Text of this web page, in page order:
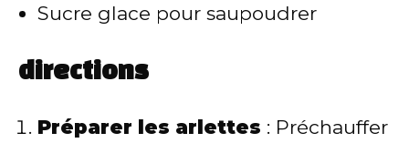
Sucre glace pour saupoudrer
directions
Préparer les arlettes : Préchauffer